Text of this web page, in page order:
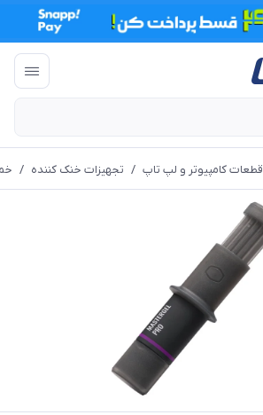
قطعات کامپیوتر و لپ تاپ / تجهیزات خنک کننده /